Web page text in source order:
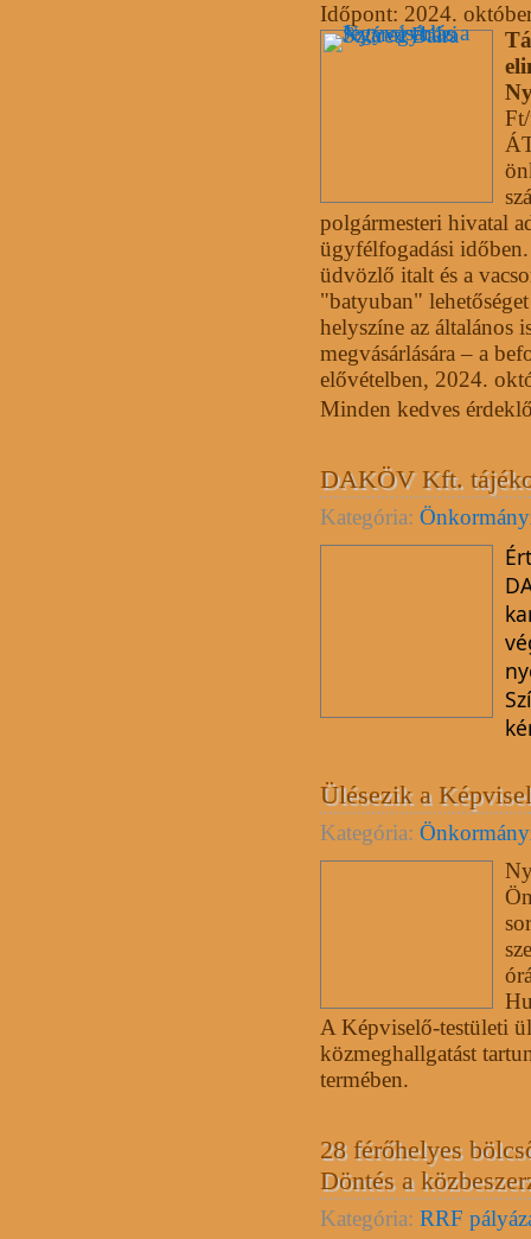
Időpont: 2024.
polgármesteri hivatal
ügyfélfogadási
üdvözlő italt és a
"batyuban"
helyszíne az általános
megvásárlására – a
elővételben, 2024.
Minden kedves
DAKÖV Kft.
Kategória:
Ülésezik a
Kategória:
A Képviselő-testületi
közmeghallgatást
termében.
28 férőhelyes
Döntés a
Kategória: RRF